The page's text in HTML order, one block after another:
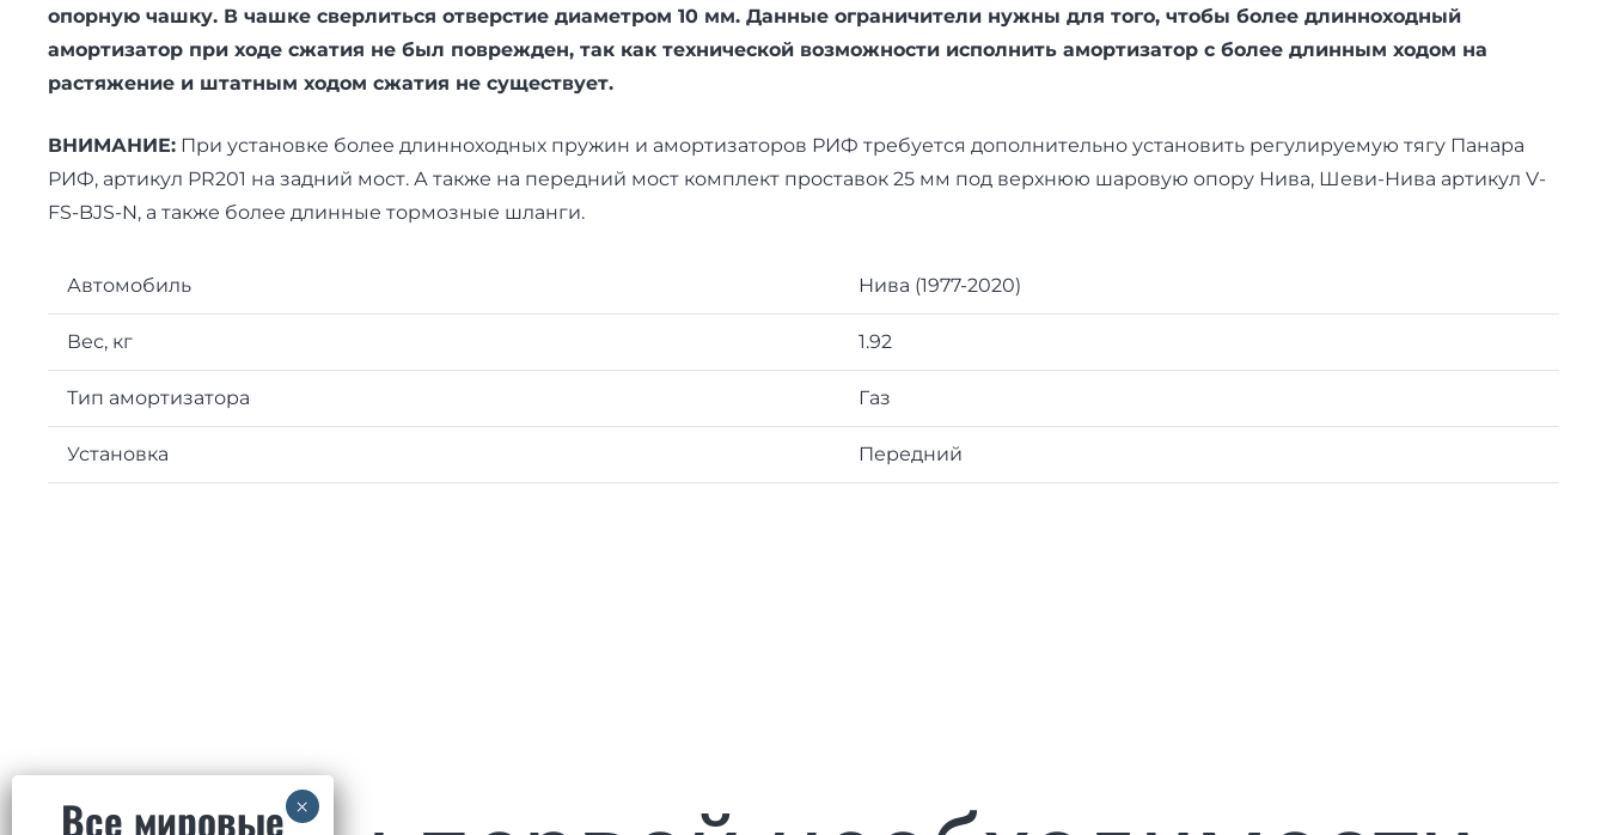
опорную чашку. В чашке сверлиться отверстие диаметром 10 мм. Данные ограничители нужны для того, чтобы более длинноходный
амортизатор при ходе сжатия не был поврежден, так как технической возможности исполнить амортизатор с более длинным ходом на
растяжение и штатным ходом сжатия не существует.
ВНИМАНИЕ: При установке более длинноходных пружин и амортизаторов РИФ требуется дополнительно установить регулируемую тягу Панара
РИФ, артикул PR201 на задний мост. А также на передний мост комплект проставок 25 мм под верхнюю шаровую опору Нива, Шеви-Нива артикул V-
FS-BJS-N, а также более длинные тормозные шланги.
Автомобиль Нива (1977-2020)
Вес, кг 1.92
Тип амортизатора Газ
Установка Передний